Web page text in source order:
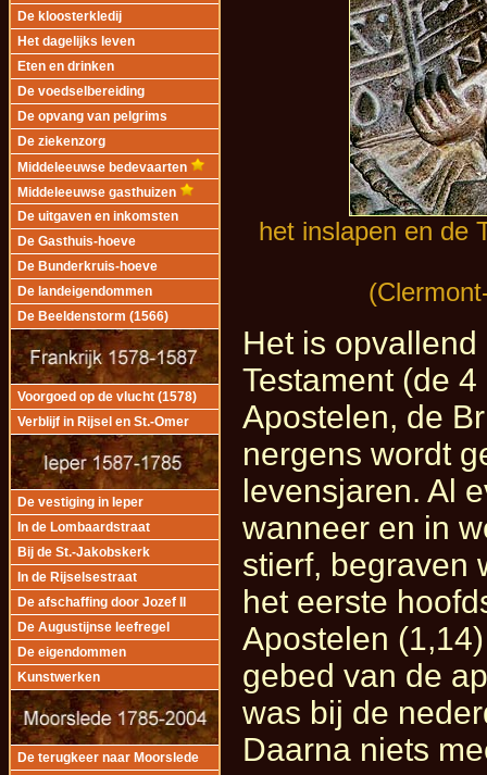
De kloosterkledij
Het dagelijks leven
Eten en drinken
De voedselbereiding
De opvang van pelgrims
De ziekenzorg
Middeleeuwse bedevaarten
Middeleeuwse gasthuizen
De uitgaven en inkomsten
De Gasthuis-hoeve
De Bunderkruis-hoeve
De landeigendommen
De Beeldenstorm (1566)
Voorgoed op de vlucht (1578)
Verblijf in Rijsel en St.-Omer
De vestiging in Ieper
In de Lombaardstraat
Bij de St.-Jakobskerk
In de Rijselsestraat
De afschaffing door Jozef II
De Augustijnse leefregel
De eigendommen
Kunstwerken
De terugkeer naar Moorslede
het inslapen en de
Het is
Testament (de
Apostelen, de
nergens wordt
levensjaren. Al
wanneer en in
stierf, begraven
het eerste
Apostelen
gebed van de
was bij de
Daarna niets